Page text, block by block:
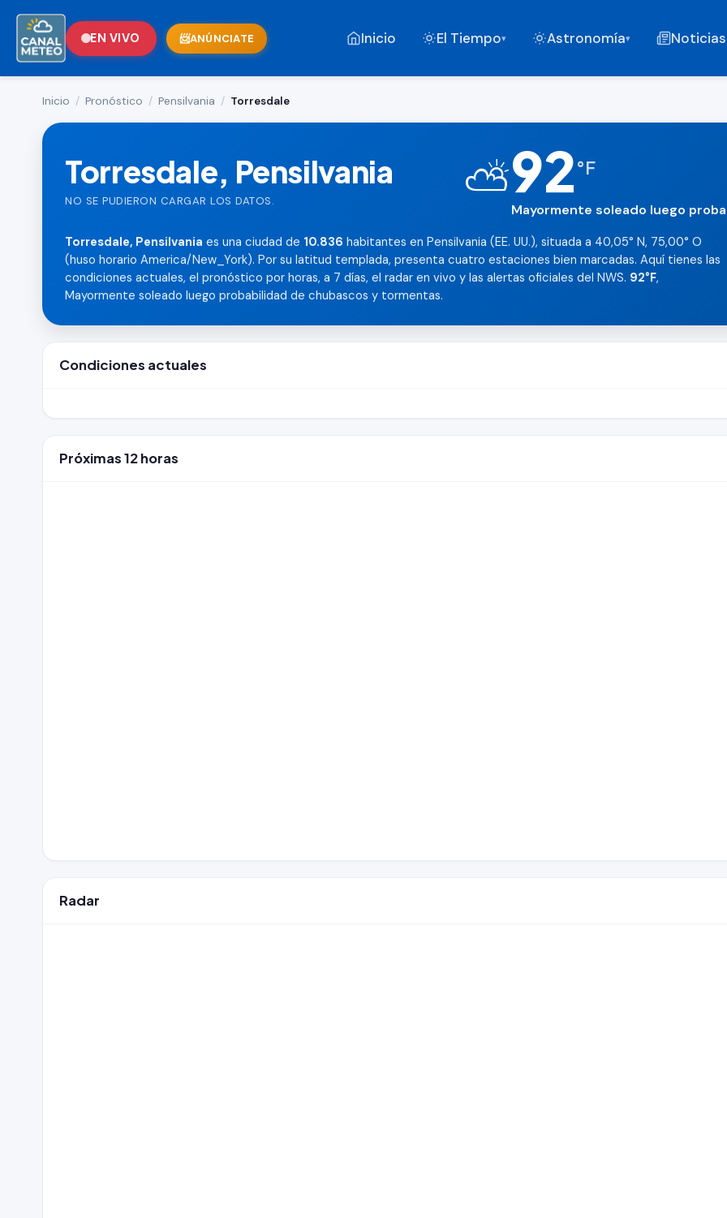
EN VIVO ANÚNCIATE Inicio El Tiempo▾ Astronomía▾ Noticias
Inicio / Pronóstico / Pensilvania / Torresdale
Torresdale, Pensilvania
NO SE PUDIERON CARGAR LOS DATOS. ⛅92°F
Mayormente soleado luego
Torresdale, Pensilvania es una ciudad de 10.836 habitantes en Pensilvania (EE. UU.), situada a 40,05° N, 75,00° O
(huso horario America/New_York). Por su latitud templada, presenta cuatro estaciones bien marcadas. Aquí tienes las
condiciones actuales, el pronóstico por horas, a 7 días, el radar en vivo y las alertas oficiales del NWS. 92°F,
Mayormente soleado luego probabilidad de chubascos y tormentas.
Condiciones actuales
Próximas 12 horas
Radar